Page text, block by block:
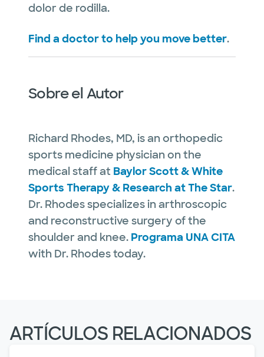
dolor de rodilla.
Find a doctor to help you move better.
Sobre el Autor
Richard Rhodes, MD, is an orthopedic
sports medicine physician on the
medical staff at Baylor Scott & White
Sports Therapy & Research at The Star.
Dr. Rhodes specializes in arthroscopic
and reconstructive surgery of the
shoulder and knee. Programa UNA CITA
with Dr. Rhodes today.
ARTÍCULOS RELACIONADOS